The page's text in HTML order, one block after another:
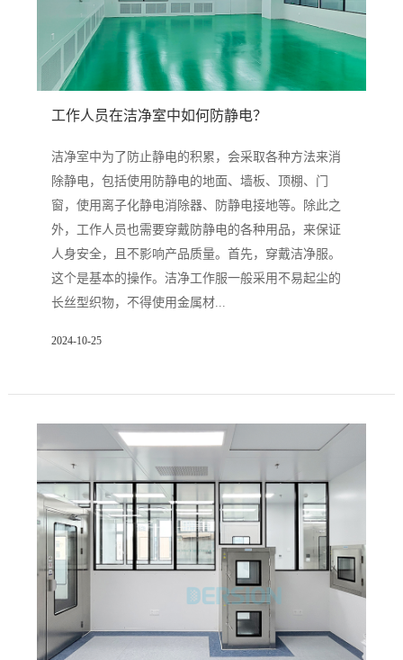
工作人员在洁净室中如何防静电？
洁净室中为了防止静电的积累，会采取各种方法来消
除静电，包括使用防静电的地面、墙板、顶棚、门
窗，使用离子化静电消除器、防静电接地等。除此之
外，工作人员也需要穿戴防静电的各种用品，来保证
人身安全，且不影响产品质量。首先，穿戴洁净服。
这个是基本的操作。洁净工作服一般采用不易起尘的
长丝型织物，不得使用金属材...
2024-10-25